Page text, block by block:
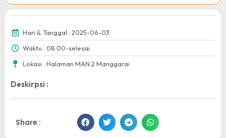
Hari & Tanggal : 2025-06-03
Waktu : 08.00-selesai
Lokasi : Halaman MAN 2 Manggarai
Deskirpsi :
Share :